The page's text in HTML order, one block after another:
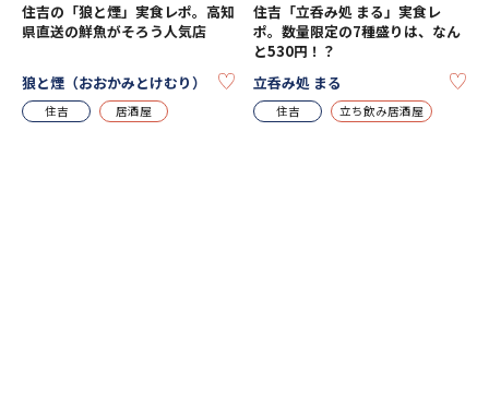
住吉の「狼と煙」実食レポ。高知
県直送の鮮魚がそろう人気店
狼と煙（おおかみとけむり） KEEP
住吉 居酒屋
住吉「立呑み処 まる」実食レ
ポ。数量限定の7種盛りは、なん
と530円！？
立呑み処 まる
住吉 立ち飲み居酒屋